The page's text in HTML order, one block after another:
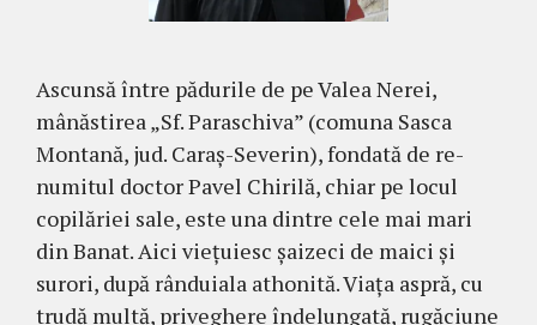
Ascunsă între pădurile de pe Valea Nerei,
mânăstirea „Sf. Paraschiva” (comuna Sasca
Montană, jud. Caraş-Severin), fondată de re­
numitul doctor Pavel Chirilă, chiar pe locul
copilă­riei sale, este una dintre cele mai mari
din Banat. Aici vieţuiesc şaizeci de maici şi
surori, după rânduiala atho­nită. Viaţa aspră, cu
trudă multă, priveghere înde­lungată, rugăciune